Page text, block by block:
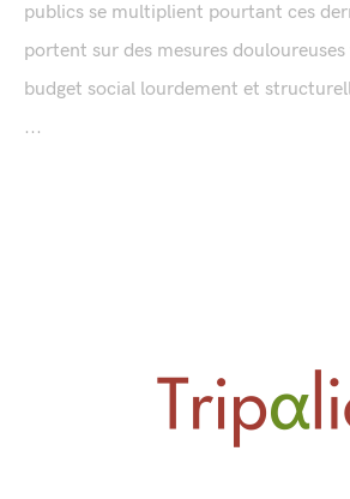
publics se multiplient pourtant ces
portent sur des mesures
budget social lourdement et
...